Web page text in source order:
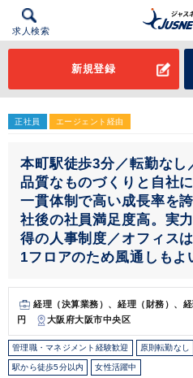
求人検索
新規登録
正社員 エージェント経由
本町駅徒歩3分／転勤な
品質なものづくりと自社
一貫体制で高い成長率を
社後の社員満足度高。実
得の人事制度／オフィス
1フロアのため風通しもよ
経理（決算業務）、経理（財務）、経
円
大阪府大阪市中央区
管理職・マネジメント経験歓迎 原則転勤なし
駅から徒歩5分以内 女性活躍中